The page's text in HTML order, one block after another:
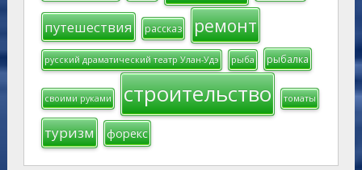
путешествия рассказ ремонт
русский драматический театр Улан-Удэ рыба рыбалка
своими руками строительство томаты
туризм форекс